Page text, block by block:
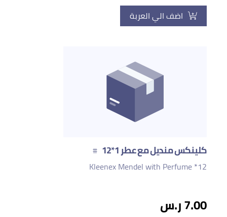
اضف الي العربة
كلينكس منديل مع عطر 1*12
#
Kleenex Mendel with Perfume *12
7.00 ر.س